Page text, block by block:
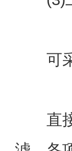
可采
直接